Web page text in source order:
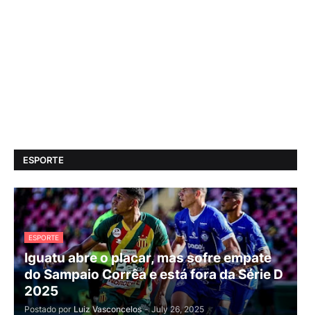
ESPORTE
ESPORTE
Iguatu abre o placar, mas sofre empate
do Sampaio Corrêa e está fora da Série D
2025
Postado por Luiz Vasconcelos - July 26, 2025